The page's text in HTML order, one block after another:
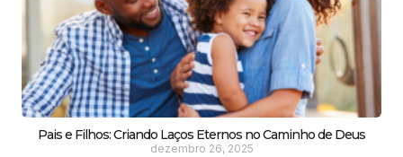
Pais e Filhos: Criando Laços Eternos no Caminho de Deus
dezembro 26, 2025